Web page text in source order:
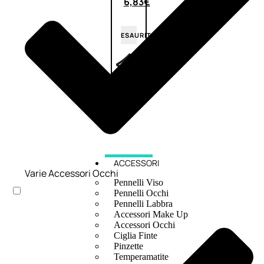
ESAURITO
ACCESSORI
Pennelli Viso
Pennelli Occhi
Pennelli Labbra
Accessori Make Up
Accessori Occhi
Ciglia Finte
Pinzette
Temperamatite
Varie Accessori Occhi